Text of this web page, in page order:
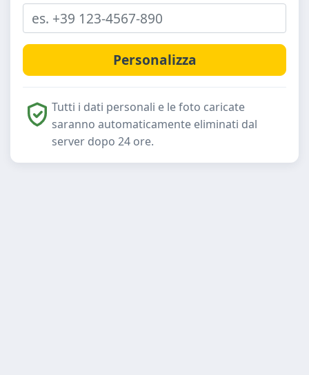
Tutti i dati personali e le foto caricate
saranno automaticamente eliminati dal
server dopo 24 ore.